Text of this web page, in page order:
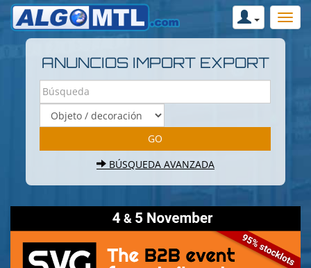
ANUNCIOS IMPORT EXPORT
BÚSQUEDA AVANZADA